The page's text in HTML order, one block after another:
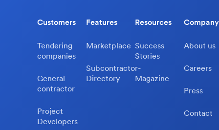
Customers
Tendering
companies
General
contractor
Project
Developers
Features
Marketplace
Subcontractor-
Directory
Resources
Success
Stories
Magazine
Company
About us
Careers
Press
Contact